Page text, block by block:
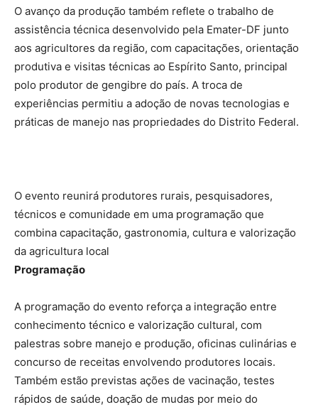
O avanço da produção também reflete o trabalho de
assistência técnica desenvolvido pela Emater-DF junto
aos agricultores da região, com capacitações, orientação
produtiva e visitas técnicas ao Espírito Santo, principal
polo produtor de gengibre do país. A troca de
experiências permitiu a adoção de novas tecnologias e
práticas de manejo nas propriedades do Distrito Federal.
O evento reunirá produtores rurais, pesquisadores,
técnicos e comunidade em uma programação que
combina capacitação, gastronomia, cultura e valorização
da agricultura local
Programação
A programação do evento reforça a integração entre
conhecimento técnico e valorização cultural, com
palestras sobre manejo e produção, oficinas culinárias e
concurso de receitas envolvendo produtores locais.
Também estão previstas ações de vacinação, testes
rápidos de saúde, doação de mudas por meio do